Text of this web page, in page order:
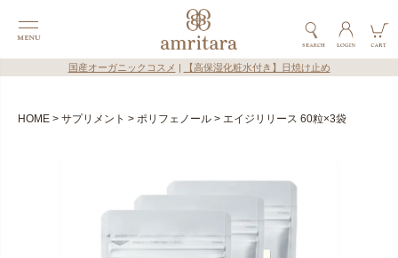
国産オーガニックコスメ 【高保湿化粧水付き】日焼け止め
HOME サプリメント ポリフェノール エイジリリース 60粒×3袋